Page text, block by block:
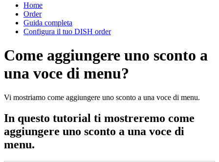
Home
Order
Guida completa
Configura il tuo DISH order
Come aggiungere uno sconto a
una voce di menu?
Vi mostriamo come aggiungere uno sconto a una voce di menu.
In questo tutorial ti mostreremo come
aggiungere uno sconto a una voce di
menu.